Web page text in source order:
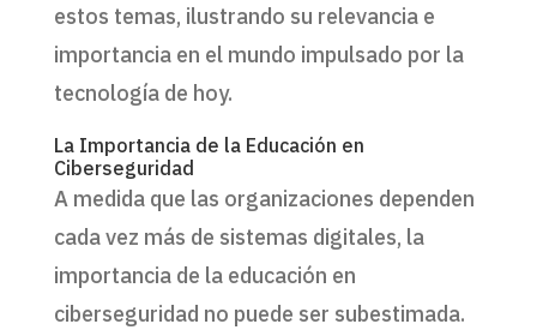
estos temas, ilustrando su relevancia e
importancia en el mundo impulsado por la
tecnología de hoy.
La Importancia de la Educación en
Ciberseguridad
A medida que las organizaciones dependen
cada vez más de sistemas digitales, la
importancia de la educación en
ciberseguridad no puede ser subestimada.